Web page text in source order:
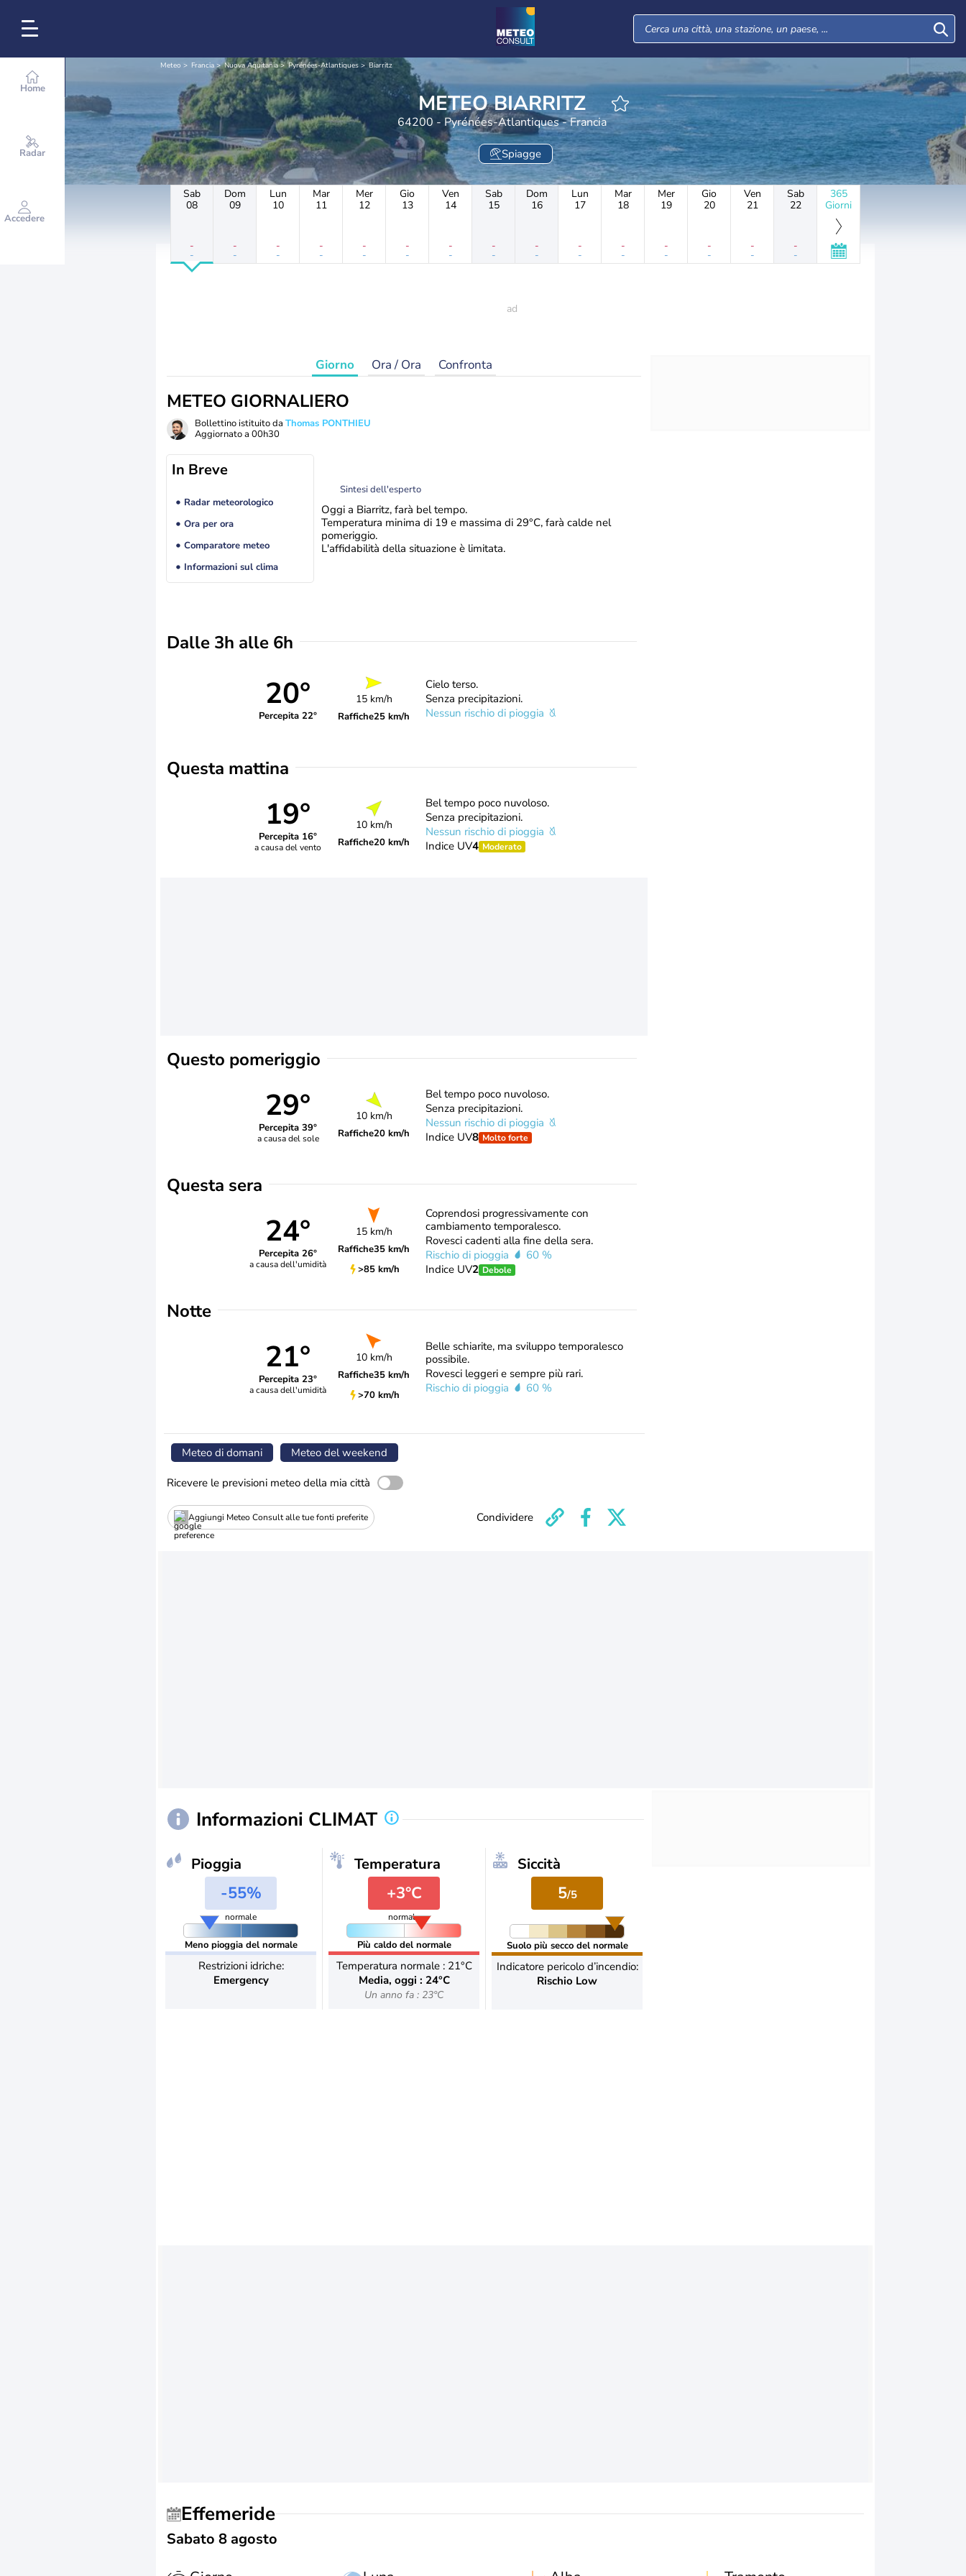
Home
Radar
Accedere
Meteo Francia Nuova Aquitania Pyrénées-Atlantiques Biarritz
METEO BIARRITZ
64200 - Pyrénées-Atlantiques - Francia
Spiagge
Sab
08
-
-
Dom
09
-
-
Lun
10
-
-
Mar
11
-
-
Mer
12
-
-
Gio
13
-
-
Ven
14
-
-
Sab
15
-
-
Dom
16
-
-
Lun
17
-
-
Mar
18
-
-
Mer
19
-
-
Gio
20
-
-
Ven
21
-
-
Sab
22
-
-
365
Giorni
Giorno Ora / Ora Confronta
METEO GIORNALIERO
Bollettino istituito da Thomas PONTHIEU
Aggiornato a 00h30
In Breve
Radar meteorologico
Ora per ora
Comparatore meteo
Informazioni sul clima
Sintesi dell'esperto
Oggi a Biarritz, farà bel tempo.
Temperatura minima di 19 e massima di 29°C, farà calde nel
pomeriggio.
L'affidabilità della situazione è limitata.
Dalle 3h alle 6h
20°
Percepita 22°
15 km/h
Raffiche25 km/h
Cielo terso.
Senza precipitazioni.
Nessun rischio di pioggia
Questa mattina
19°
Percepita 16°
a causa del vento
10 km/h
Raffiche20 km/h
Bel tempo poco nuvoloso.
Senza precipitazioni.
Nessun rischio di pioggia
Indice UV4 Moderato
Questo pomeriggio
29°
Percepita 39°
a causa del sole
10 km/h
Raffiche20 km/h
Bel tempo poco nuvoloso.
Senza precipitazioni.
Nessun rischio di pioggia
Indice UV8 Molto forte
Questa sera
24°
Percepita 26°
a causa dell'umidità
15 km/h
Raffiche35 km/h
>85 km/h
Coprendosi progressivamente con
cambiamento temporalesco.
Rovesci cadenti alla fine della sera.
Rischio di pioggia
60 %
Indice UV2 Debole
Notte
21°
Percepita 23°
a causa dell'umidità
10 km/h
Raffiche35 km/h
>70 km/h
Belle schiarite, ma sviluppo temporalesco
possibile.
Rovesci leggeri e sempre più rari.
Rischio di pioggia
60 %
Meteo di domani Meteo del weekend
Ricevere le previsioni meteo della mia città
Aggiungi Meteo Consult alle tue fonti preferite Condividere
Informazioni CLIMAT
Pioggia
-55%
normale
Meno pioggia del normale
Restrizioni idriche:
Emergency
Temperatura
+3°C
normale
Più caldo del normale
Temperatura normale : 21°C
Media, oggi : 24°C
Un anno fa : 23°C
Siccità
5/5
Suolo più secco del normale
Indicatore pericolo d’incendio:
Rischio Low
Effemeride
Sabato 8 agosto